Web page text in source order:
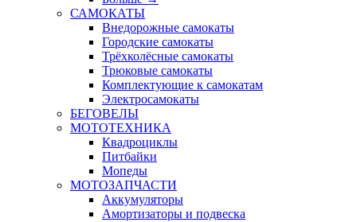
САМОКАТЫ
Внедорожные самокаты
Городские самокаты
Трёхколёсные самокаты
Трюковые самокаты
Комплектующие к самокатам
Электросамокаты
БЕГОВЕЛЫ
МОТОТЕХНИКА
Квадроциклы
Питбайки
Мопеды
МОТОЗАПЧАСТИ
Аккумуляторы
Амортизаторы и подвеска